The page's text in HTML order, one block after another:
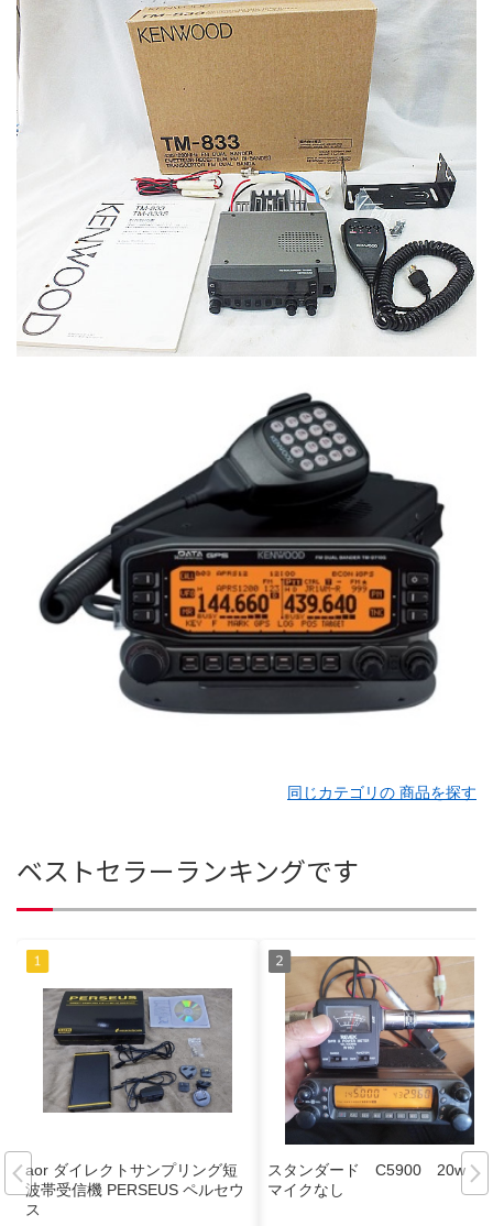
同じカテゴリの 商品を探す
ベストセラーランキングです
aor ダイレクトサンプリング短
波帯受信機 PERSEUS ペルセウ
ス
スタンダード C5900 20w
マイクなし